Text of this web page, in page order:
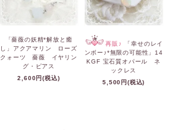
「薔薇の妖精*解放と癒
し」アクアマリン ローズ
クォーツ 薔薇 イヤリン
グ・ピアス
2,600円(税込)
再販♪
「幸せのレイ
ンボー♪*無限の可能性」14
KGF 宝石質オパール ネ
ックレス
5,500円(税込)